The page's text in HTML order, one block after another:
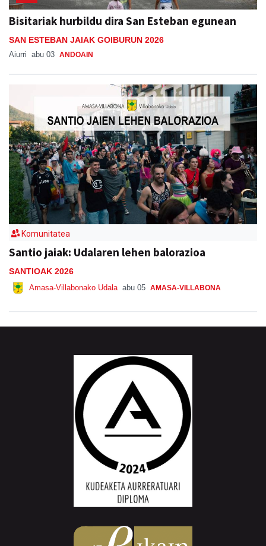
Bisitariak hurbildu dira San Esteban egunean
SAN ESTEBAN JAIAK GOIBURUN 2026
Aiurri abu 03 ANDOAIN
Komunitatea
Santio jaiak: Udalaren lehen balorazioa
SANTIOAK 2026
Amasa-Villabonako Udala abu 05 AMASA-VILLABONA